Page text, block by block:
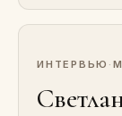
ИНТЕРВЬЮ ·